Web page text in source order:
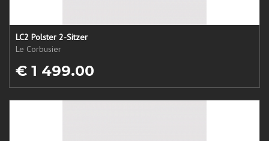
LC2 Polster 2-Sitzer
Le Corbusier
€ 1 499.00